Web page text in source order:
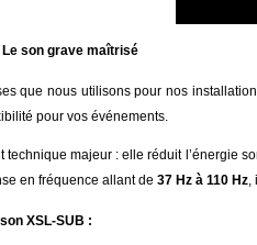
son grave maîtrisé
que nous utilisons pour nos
pour vos événements.
majeur : elle réduit l’énergie
en fréquence allant de 37 Hz à 110 Hz,
XSL-SUB :